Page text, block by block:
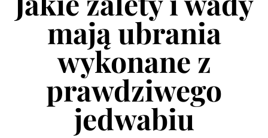
mają ubrania
wykonane z
prawdziwego
jedwabiu